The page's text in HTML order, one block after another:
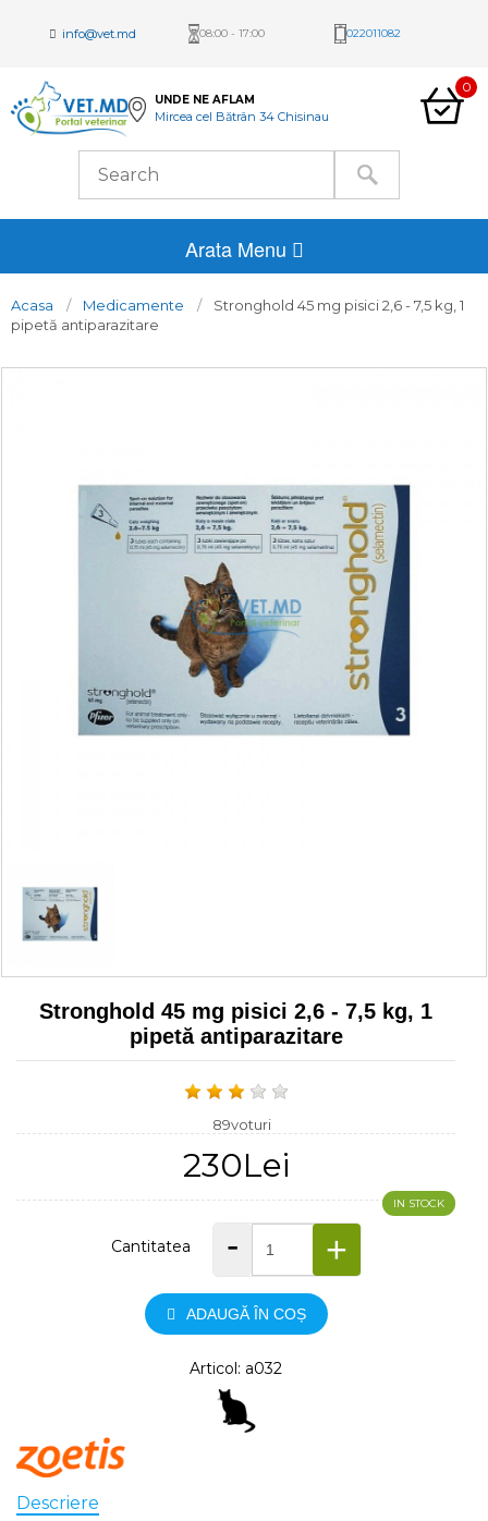
info@vet.md 08:00 - 17:00 022011082
UNDE NE AFLAM
Mircea cel Bătrân 34 Chisinau
0
Arata Menu
Acasa Medicamente
Stronghold 45 mg pisici 2,6 - 7,5 kg, 1
pipetă antiparazitare
Stronghold 45 mg pisici 2,6 - 7,5 kg, 1
pipetă antiparazitare
89voturi
230Lei
IN STOCK
Cantitatea - +
ADAUGĂ ÎN COȘ
Articol: a032
Descriere